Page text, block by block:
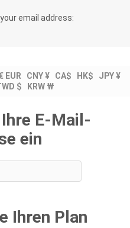
email address:
EUR CNY ¥ CA$ HK$
JPY ¥
$ KRW ₩
Ihre E-Mail-
ein
Ihren Plan